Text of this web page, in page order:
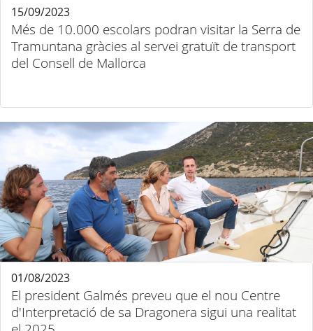
Més de 10.000 escolars podran visitar la Serra de
Tramuntana gràcies al servei gratuït de transport
del Consell de Mallorca
15/09/2023
El president Galmés preveu que el nou Centre
d'Interpretació de sa Dragonera sigui una realitat
01/08/2023